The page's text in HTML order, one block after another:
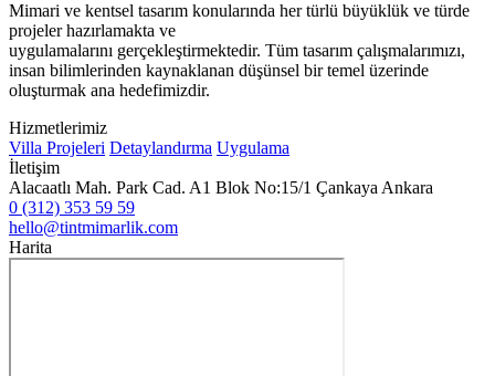
Mimari ve kentsel tasarım konularında her türlü büyüklük ve türde
projeler hazırlamakta ve
uygulamalarını gerçekleştirmektedir. Tüm tasarım çalışmalarımızı,
insan bilimlerinden kaynaklanan düşünsel bir temel üzerinde
oluşturmak ana hedefimizdir.
Hizmetlerimiz
Villa Projeleri Detaylandırma Uygulama
İletişim
Alacaatlı Mah. Park Cad. A1 Blok No:15/1 Çankaya Ankara
0 (312) 353 59 59
hello@tintmimarlik.com
Harita